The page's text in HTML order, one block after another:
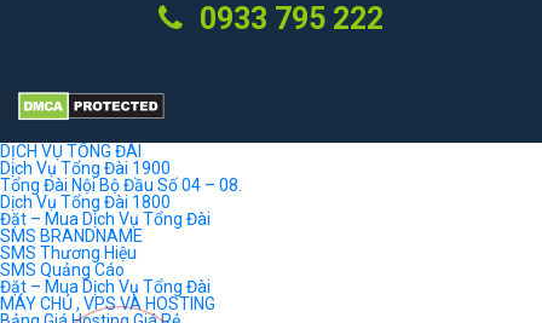
0933 795 222
DỊCH VỤ TỔNG ĐÀI
Dịch Vụ Tổng Đài 1900
Tổng Đài Nội Bộ Đầu Số 04 – 08.
Dịch Vụ Tổng Đài 1800
Đặt – Mua Dịch Vụ Tổng Đài
SMS BRANDNAME
SMS Thương Hiệu
SMS Quảng Cáo
Đặt – Mua Dịch Vụ Tổng Đài
MÁY CHỦ , VPS VÀ HOSTING